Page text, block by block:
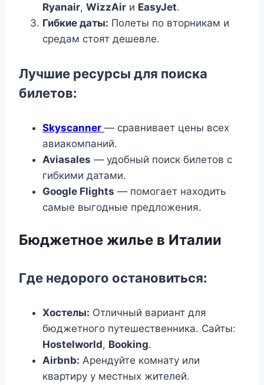
Ryanair, WizzAir и EasyJet.
Гибкие даты: Полеты по вторникам и
средам стоят дешевле.
Лучшие ресурсы для поиска
билетов:
Skyscanner — сравнивает цены всех
авиакомпаний.
Aviasales — удобный поиск билетов с
гибкими датами.
Google Flights — помогает находить
самые выгодные предложения.
Бюджетное жилье в Италии
Где недорого остановиться:
Хостелы: Отличный вариант для
бюджетного путешественника. Сайты:
Hostelworld, Booking.
Airbnb: Арендуйте комнату или
квартиру у местных жителей.